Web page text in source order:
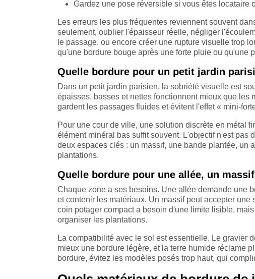
Gardez une pose réversible si vous êtes locataire
Les erreurs les plus fréquentes reviennent souvent
seulement, oublier l'épaisseur réelle, négliger
le passage, ou encore créer une rupture visuelle trop
qu'une bordure bouge après une forte pluie ou qu'une
Quelle bordure pour un petit jardin
Dans un petit jardin parisien, la sobriété visuelle est
épaisses, basses et nettes fonctionnent mieux que
gardent les passages fluides et évitent l'effet « mini-
Pour une cour de ville, une solution discrète en métal
élément minéral bas suffit souvent. L'objectif n'est pas
deux espaces clés : un massif, une bande plantée, un
plantations.
Quelle bordure pour une allée, un
Chaque zone a ses besoins. Une allée demande une
et contenir les matériaux. Un massif peut accepter
coin potager compact a besoin d'une limite lisible,
organiser les plantations.
La compatibilité avec le sol est essentielle. Le gravier
mieux une bordure légère, et la terre humide réclame
bordure, évitez les modèles posés trop haut, qui